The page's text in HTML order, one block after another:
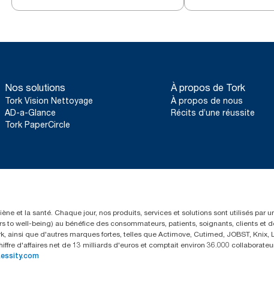
blanc T2
Nos solutions
Tork Vision Nettoyage
AD-a-Glance
Tork PaperCircle
À propos de Tork
À propos de nous
Récits d’une réussite
et la santé. Chaque jour, nos produits, services et solutions sont utilisés par
to well-being) au bénéfice des consommateurs, patients, soignants, clients et
ainsi que d'autres marques fortes, telles que Actimove, Cutimed, JOBST,
d'affaires net de 13 milliards d'euros et comptait environ 36.000